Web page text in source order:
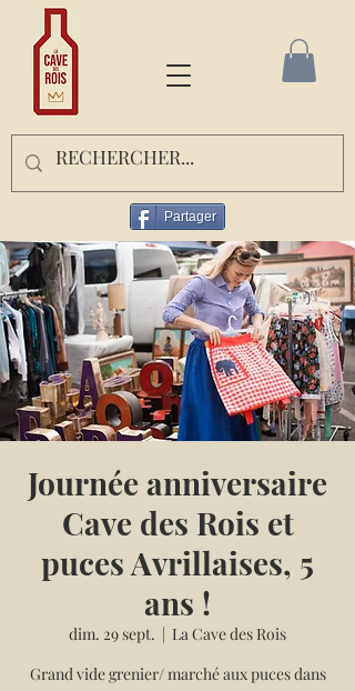
Partager
Journée anniversaire
Cave des Rois et
puces Avrillaises, 5
ans !
dim. 29 sept.
  |
La Cave des Rois
Grand vide grenier/ marché aux puces dans